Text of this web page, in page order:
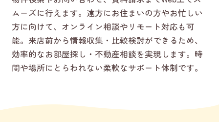
ムーズに行えます。遠方にお住まいの方やお忙しい
方に向けて、オンライン相談やリモート対応も可
能。来店前から情報収集・比較検討ができるため、
効率的なお部屋探し・不動産相談を実現します。時
間や場所にとらわれない柔軟なサポート体制です。